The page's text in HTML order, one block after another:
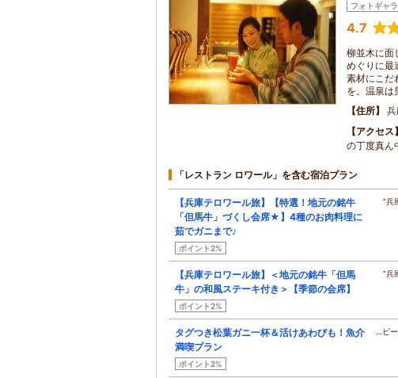
フォトギャ
4.7
柳並木に面
めぐりに最
素材にこだ
を。温泉は
住所
アクセス
の丁度真ん
「レストラン ロワール」を含む宿泊プラン
【兵庫テロワール旅】【特選！地元の銘牛
「但馬牛」づくし会席★】4種のお肉料理に
茹でガニまで♪
ポイント2%
“兵
【兵庫テロワール旅】＜地元の銘牛「但馬
牛」の和風ステーキ付き＞【季節の会席】
ポイント2%
“兵
タグつき松葉ガニ一杯＆活けあわびも！魚介
満喫プラン
ポイント2%
…ビ